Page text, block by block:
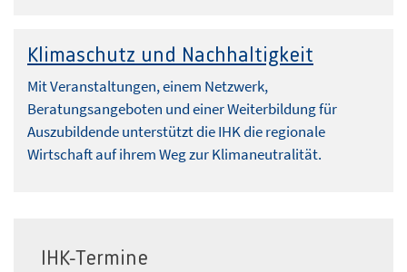
Klimaschutz und Nachhaltigkeit
Mit Veranstaltungen, einem Netzwerk,
Beratungsangeboten und einer Weiterbildung für
Auszubildende unterstützt die IHK die regionale
Wirtschaft auf ihrem Weg zur Klimaneutralität.
IHK-Termine